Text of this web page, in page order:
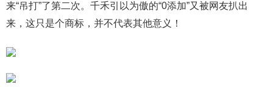
来“吊打”了第二次。千禾引以为傲的“0添加”又被网友扒出
来，这只是个商标，并不代表其他意义！